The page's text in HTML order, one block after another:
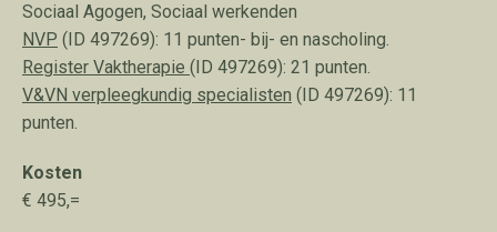
Sociaal Agogen, Sociaal werkenden
NVP (ID 497269): 11 punten- bij- en nascholing.
Register Vaktherapie (ID 497269): 21 punten.
V&VN verpleegkundig specialisten (ID 497269): 11
punten.
Kosten
€ 495,=